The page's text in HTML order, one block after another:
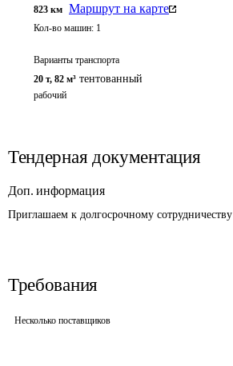
823 км Маршрут на карте
Кол-во машин: 1
Варианты транспорта
20 т, 82 м³ тентованный
рабочий
Тендерная документация
Доп. информация
Приглашаем к долгосрочному сотрудничеству
Требования
Несколько поставщиков